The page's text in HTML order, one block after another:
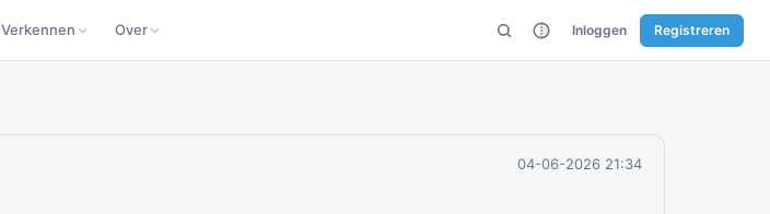
Verkennen Over Inloggen Registreren
04-06-2026 21:34